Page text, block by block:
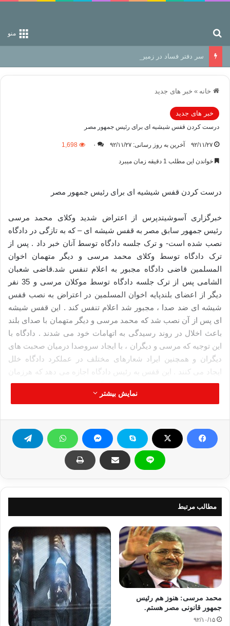
منو
سر دفتر فساد در زمین‌، دوری وکناره‌گیری از راه خداست‌!
خانه » خبر های جدید
خبر های جدید
درست کردن قفس شیشیه ای برای رئیس جمهور مصر
۹۲/۱۱/۲۷ آخرین به روز رسانی: ۹۲/۱۱/۲۷ ۰ 1,698
خواندن این مطلب 1 دقیقه زمان میبرد
درست کردن قفس شیشیه ای برای رئیس جمهور مصر
خبرگزاری آسوشیتدپرس از اعتراض شدید وکلای محمد مرسی
رئیس جمهور سابق مصر به قفس شیشه ای – که به تازگی در دادگاه
نصب شده است- و ترک جلسه دادگاه توسط آنان خبر داد . پس از
ترک دادگاه توسط وکلای محمد مرسی و دیگر متهمان اخوان
المسلمین قاضی دادگاه مجبور به اعلام تنفس شد.قاضی شعبان
الشامی پس از ترک جلسه دادگاه توسط موکلان مرسی و 35 نفر
دیگر از اعضای بلندپایه اخوان المسلمین در اعتراض به نصب قفس
شیشه ای ضد صدا ، مجبور شد اعلام تنفس کند . این قفس شیشه
ای پس از آن نصب شد که محمد مرسی و دیگر متهمان با صدای بلند
باعث اخلال در روند رسیدگی به اتهامات خود می شدند . دادگاه با
این توجیه که مرسی و دیگران ، با ایجاد سروصدا درمیان صحبت های
دیگران و همچنین ایراد شعارهای مختلف در عملکرد دادگاه خلل
ایجاد می کنند . این قفس به رئیس دادگاه اجازه می دهد که هرزمان
بخواهد جلوی صحبت های متهمین را بگیرد و خود صحبت کند . محمد
مرسی رئیس جمهور سابق مصر در یک کودتای نظامی توسط ارتش
در زمان دیکتاتور سابق مصر و ارتباط با بیگانگان محاکمه می شود.
دادگاهی مرسی قفس شیشه ای
نمایش بیشتر
مطالب مرتبط
محمد مرسی: هنوز هم رئیس
جمهور قانونی مصر هستم.
۹۲/۱۰/۱۵